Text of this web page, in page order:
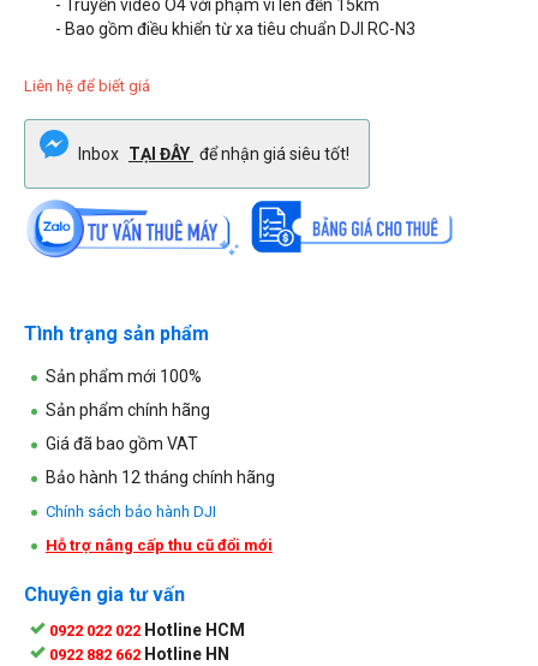
- Truyền video O4 với phạm vi lên đến 15km
- Bao gồm điều khiển từ xa tiêu chuẩn DJI RC-N3
Liên hệ để biết giá
Inbox TẠI ĐÂY để nhận giá siêu tốt!
Tình trạng sản phẩm
Sản phẩm mới 100%
Sản phẩm chính hãng
Giá đã bao gồm VAT
Bảo hành 12 tháng chính hãng
Chính sách bảo hành DJI
Hỗ trợ nâng cấp thu cũ đổi mới
Chuyên gia tư vấn
0922 022 022 Hotline HCM
0922 882 662 Hotline HN